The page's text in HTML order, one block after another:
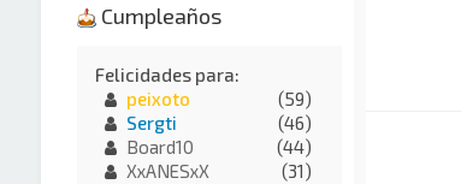
Cumpleaños
Felicidades para:
peixoto
(59)
Sergti
(46)
Board10
(44)
XxANESxX
(31)